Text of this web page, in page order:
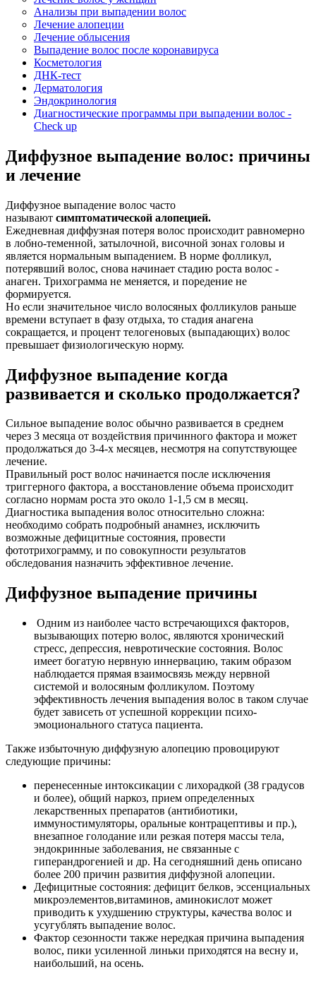
Анализы при выпадении волос
Лечение алопеции
Лечение облысения
Выпадение волос после коронавируса
Косметология
ДНК-тест
Дерматология
Эндокринология
Диагностические программы при выпадении волос -
Check up
Диффузное выпадение волос: причины
и лечение
Диффузное выпадение волос часто
называют симптоматической алопецией.
Ежедневная диффузная потеря волос происходит равномерно
в лобно-теменной, затылочной, височной зонах головы и
является нормальным выпадением. В норме фолликул,
потерявший волос, снова начинает стадию роста волос -
анаген. Трихограмма не меняется, и поредение не
формируется.
Но если значительное число волосяных фолликулов раньше
времени вступает в фазу отдыха, то стадия анагена
сокращается, и процент телогеновых (выпадающих) волос
превышает физиологическую норму.
Диффузное выпадение когда
развивается и сколько продолжается?
Сильное выпадение волос обычно развивается в среднем
через 3 месяца от воздействия причинного фактора и может
продолжаться до 3-4-х месяцев, несмотря на сопутствующее
лечение.
Правильный рост волос начинается после исключения
триггерного фактора, а восстановление объема происходит
согласно нормам роста это около 1-1,5 см в месяц.
Диагностика выпадения волос относительно сложна:
необходимо собрать подробный анамнез, исключить
возможные дефицитные состояния, провести
фототрихограмму, и по совокупности результатов
обследования назначить эффективное лечение.
Диффузное выпадение причины
Одним из наиболее часто встречающихся факторов,
вызывающих потерю волос, являются хронический
стресс, депрессия, невротические состояния. Волос
имеет богатую нервную иннервацию, таким образом
наблюдается прямая взаимосвязь между нервной
системой и волосяным фолликулом. Поэтому
эффективность лечения выпадения волос в таком случае
будет зависеть от успешной коррекции психо-
эмоционального статуса пациента.
Также избыточную диффузную алопецию провоцируют
следующие причины:
перенесенные интоксикации с лихорадкой (38 градусов
и более), общий наркоз, прием определенных
лекарственных препаратов (антибиотики,
иммуностимуляторы, оральные контрацептивы и пр.),
внезапное голодание или резкая потеря массы тела,
эндокринные заболевания, не связанные с
гиперандрогенией и др. На сегодняшний день описано
более 200 причин развития диффузной алопеции.
Дефицитные состояния: дефицит белков, эссенциальных
микроэлементов,витаминов, аминокислот может
приводить к ухудшению структуры, качества волос и
усугублять выпадение волос.
Фактор сезонности также нередкая причина выпадения
волос, пики усиленной линьки приходятся на весну и,
наибольший, на осень.